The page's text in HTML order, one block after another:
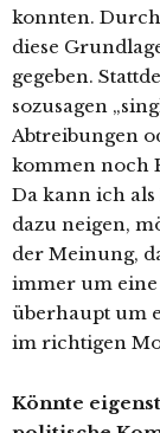
konnten.
diese
gegeben.
sozusagen
Abtreibungen
kommen noch
Da kann ich
dazu neigen,
der Meinung,
immer um eine
überhaupt um
im richtigen
Könnte